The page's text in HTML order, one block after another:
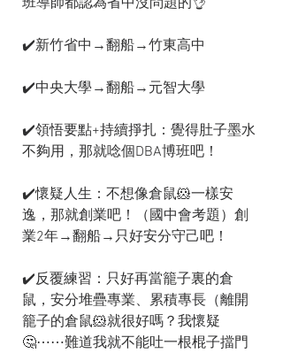
✔️新竹省中→翻船→竹東高中
✔️中央大學→翻船→元智大學
✔️領悟要點+持續掙扎：覺得肚子墨水
不夠用，那就唸個DBA博班吧！
✔️懷疑人生：不想像倉鼠🐹一樣安
逸，那就創業吧！（國中會考題）創
業2年→翻船→只好安分守己吧！
✔️反覆練習：只好再當籠子裏的倉
鼠，安分堆疊專業、累積專長（離開
籠子的倉鼠🐹就很好嗎？我懷疑
🤔⋯⋯難道我就不能吐一根棍子擋門